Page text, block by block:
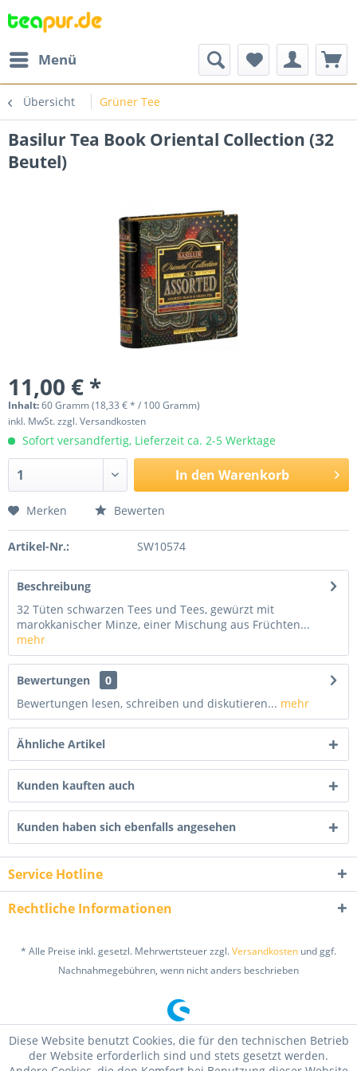
Menü
Übersicht Grüner Tee
Basilur Tea Book Oriental Collection (32
Beutel)
11,00 € *
Inhalt:60 Gramm (18,33 € * / 100 Gramm)
inkl. MwSt.zzgl. Versandkosten
Sofort versandfertig, Lieferzeit ca. 2-5 Werktage
In den Warenkorb
Merken Bewerten
Artikel-Nr.: SW10574
Beschreibung
32 Tüten schwarzen Tees und Tees, gewürzt mit
marokkanischer Minze, einer Mischung aus Früchten...
mehr
Bewertungen
0
Bewertungen lesen, schreiben und diskutieren... mehr
Ähnliche Artikel
Kunden kauften auch
Kunden haben sich ebenfalls angesehen
Service Hotline
Rechtliche Informationen
* Alle Preise inkl. gesetzl. Mehrwertsteuer zzgl.Versandkosten und ggf.
Nachnahmegebühren, wenn nicht anders beschrieben
Diese Website benutzt Cookies, die für den technischen Betrieb
der Website erforderlich sind und stets gesetzt werden.